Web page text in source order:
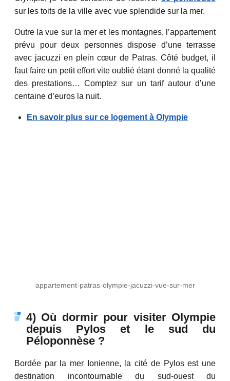
sur les toits de la ville avec vue splendide sur la mer.
Outre la vue sur la mer et les montagnes, l’appartement
prévu pour deux personnes dispose d’une terrasse
avec jacuzzi en plein cœur de Patras. Côté budget, il
faut faire un petit effort vite oublié étant donné la qualité
des prestations… Comptez sur un tarif autour d’une
centaine d’euros la nuit.
En savoir plus sur ce logement à Olympie
appartement-patras-olympie-jacuzzi-vue-sur-mer
4) Où dormir pour visiter Olympie
depuis Pylos et le sud du
Péloponnèse ?
Bordée par la mer Ionienne, la cité de Pylos est une
destination incontournable du sud-ouest du